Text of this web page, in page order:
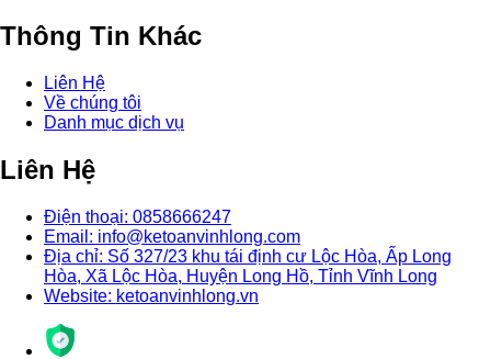
Thông Tin Khác
Liên Hệ
Về chúng tôi
Danh mục dịch vụ
Liên Hệ
Điện thoại: 0858666247
Email: info@ketoanvinhlong.com
Địa chỉ: Số 327/23 khu tái định cư Lộc Hòa, Ấp Long
Hòa, Xã Lộc Hòa, Huyện Long Hồ, Tỉnh Vĩnh Long
Website: ketoanvinhlong.vn